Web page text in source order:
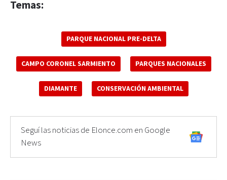
Temas:
PARQUE NACIONAL PRE-DELTA
CAMPO CORONEL SARMIENTO PARQUES NACIONALES
DIAMANTE CONSERVACIÓN AMBIENTAL
Seguí las noticias de Elonce.com en Google
News